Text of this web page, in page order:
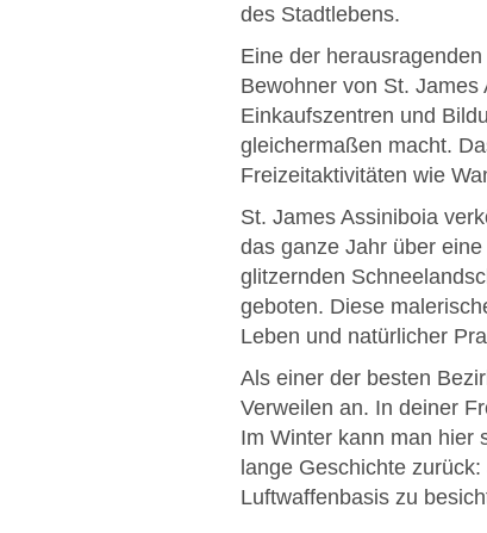
des Stadtlebens.
Eine der
Bewohner von St.
Einkaufszentren und
gleichermaßen macht.
Freizeitaktivitäten wie
St. James Assiniboia
das ganze Jahr über
glitzernden
geboten. Diese
Leben und natürlicher
Als einer der besten
Verweilen an. In deiner
Im Winter kann man hier
lange Geschichte
Luftwaffenbasis zu